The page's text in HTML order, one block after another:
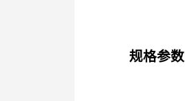
规格参数